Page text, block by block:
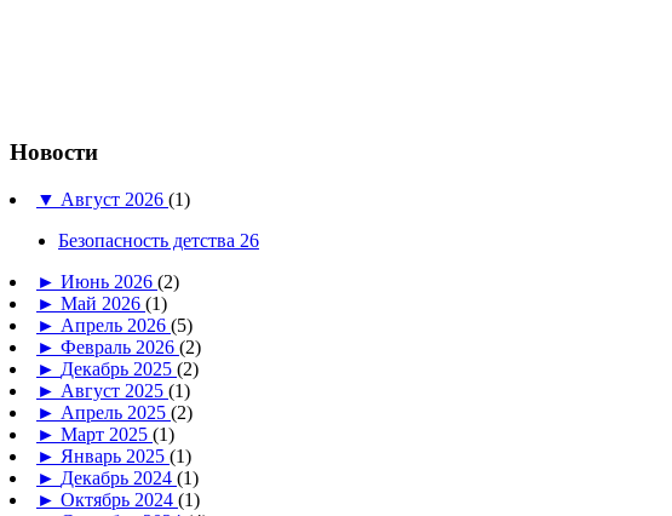
Новости
▼ Август 2026 (1)
Безопасность детства 26
► Июнь 2026 (2)
► Май 2026 (1)
► Апрель 2026 (5)
► Февраль 2026 (2)
► Декабрь 2025 (2)
► Август 2025 (1)
► Апрель 2025 (2)
► Март 2025 (1)
► Январь 2025 (1)
► Декабрь 2024 (1)
► Октябрь 2024 (1)